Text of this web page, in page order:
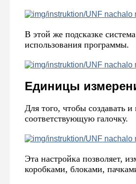
В этой же подсказке
использования программы.
Единицы
Для того, чтобы создавать
соответствующую галочку.
Эта настройка позволяет,
коробками, блоками,